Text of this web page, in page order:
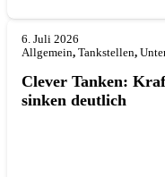
6. Juli 2026
Allgemein, Tankstellen,
Clever Tanken:
sinken deutlich